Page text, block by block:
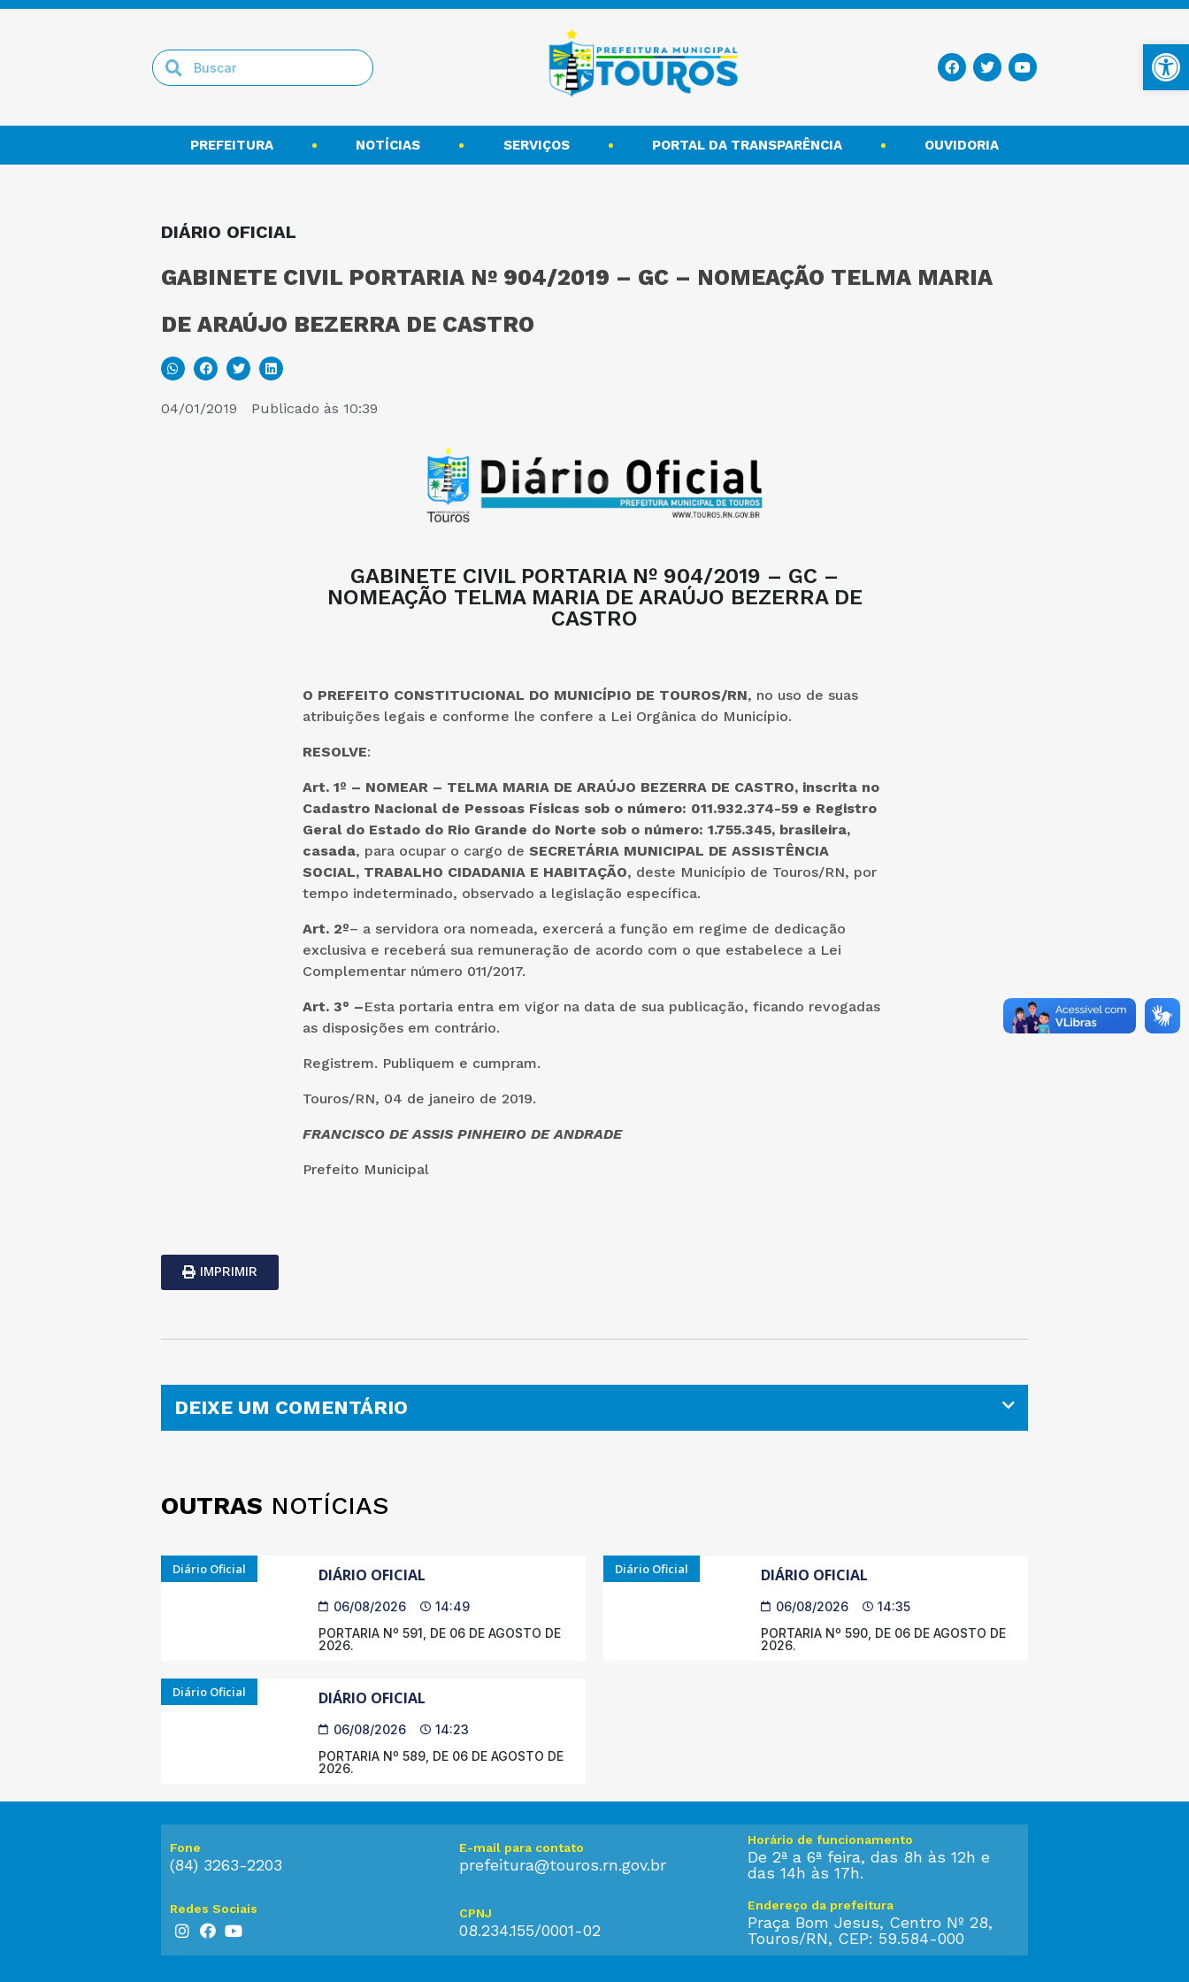
PREFEITURA NOTÍCIAS SERVIÇOS PORTAL DA TRANSPARÊNCIA OUVIDORIA
DIÁRIO OFICIAL
GABINETE CIVIL PORTARIA Nº 904/2019 – GC – NOMEAÇÃO TELMA MARIA
DE ARAÚJO BEZERRA DE CASTRO
04/01/2019 Publicado às 10:39
GABINETE CIVIL PORTARIA Nº 904/2019 – GC –
NOMEAÇÃO TELMA MARIA DE ARAÚJO BEZERRA DE
CASTRO
O PREFEITO CONSTITUCIONAL DO MUNICÍPIO DE TOUROS/RN, no uso de suas
atribuições legais e conforme lhe confere a Lei Orgânica do Município.
RESOLVE:
Art. 1º – NOMEAR – TELMA MARIA DE ARAÚJO BEZERRA DE CASTRO, inscrita no
Cadastro Nacional de Pessoas Físicas sob o número: 011.932.374-59 e Registro
Geral do Estado do Rio Grande do Norte sob o número: 1.755.345, brasileira,
casada, para ocupar o cargo de SECRETÁRIA MUNICIPAL DE ASSISTÊNCIA
SOCIAL, TRABALHO CIDADANIA E HABITAÇÃO, deste Município de Touros/RN, por
tempo indeterminado, observado a legislação específica.
Art. 2º– a servidora ora nomeada, exercerá a função em regime de dedicação
exclusiva e receberá sua remuneração de acordo com o que estabelece a Lei
Complementar número 011/2017.
Art. 3° –Esta portaria entra em vigor na data de sua publicação, ficando revogadas
as disposições em contrário.
Registrem. Publiquem e cumpram.
Touros/RN, 04 de janeiro de 2019.
FRANCISCO DE ASSIS PINHEIRO DE ANDRADE
Prefeito Municipal
IMPRIMIR
DEIXE UM COMENTÁRIO
OUTRAS NOTÍCIAS
Diário Oficial DIÁRIO OFICIAL
06/08/2026
14:49
PORTARIA Nº 591, DE 06 DE AGOSTO DE
2026.
Diário Oficial DIÁRIO OFICIAL
06/08/2026
14:35
PORTARIA Nº 590, DE 06 DE AGOSTO DE
2026.
Diário Oficial DIÁRIO OFICIAL
06/08/2026
14:23
PORTARIA Nº 589, DE 06 DE AGOSTO DE
2026.
Fone
(84) 3263-2203
E-mail para contato
prefeitura@touros.rn.gov.br
Horário de funcionamento
De 2ª a 6ª feira, das 8h às 12h e
das 14h às 17h.
Redes Sociais CPNJ
08.234.155/0001-02
Endereço da prefeitura
Praça Bom Jesus, Centro Nº 28,
Touros/RN, CEP: 59.584-000